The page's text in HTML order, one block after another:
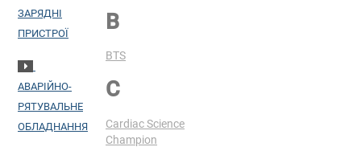
ЗАРЯДНІ
ПРИСТРОЇ
АВАРІЙНО-
РЯТУВАЛЬНЕ
ОБЛАДНАННЯ
B
BTS
C
Cardiac Science
Champion